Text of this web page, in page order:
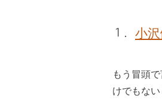
１． 小
もう冒頭
けでもない